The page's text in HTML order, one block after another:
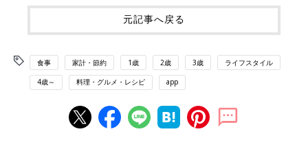
元記事へ戻る
食事 家計・節約 1歳 2歳 3歳 ライフスタイル
4歳～ 料理・グルメ・レシピ app